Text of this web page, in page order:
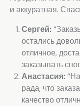
и аккуратная.
Сергей:
остались
отличное,
заказывать
Анастасия:
рада, что
качество